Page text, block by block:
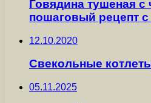
Говядина тушеная
пошаговый рецепт
12.10.2020
Свекольные
05.11.2025